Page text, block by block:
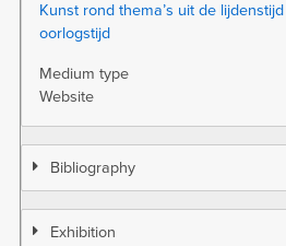
Kunst rond thema’s uit de
oorlogstijd
Medium type
Website
Bibliography
Exhibition